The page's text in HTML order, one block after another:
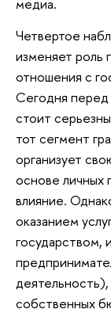
Четвертое
изменяет роль
отношения с
Сегодня
стоит
тот сегмент
организует
основе личных
влияние.
оказанием
государством,
собственных